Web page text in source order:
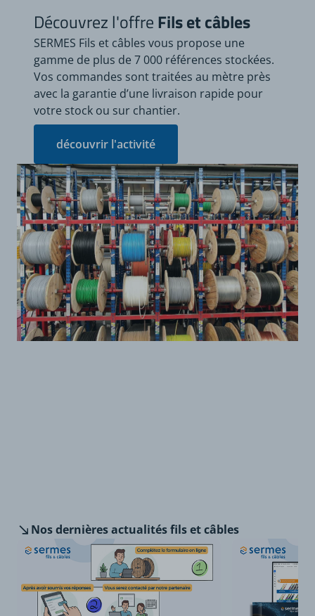
Découvrez l'offreFils et câbles
SERMES Fils et câbles vous propose une
gamme de plus de 7 000 références stockées.
Vos commandes sont traitées au mètre près
avec la garantie d’une livraison rapide pour
votre stock ou sur chantier.
découvrir l'activité
Nos dernièresactualités fils et câbles